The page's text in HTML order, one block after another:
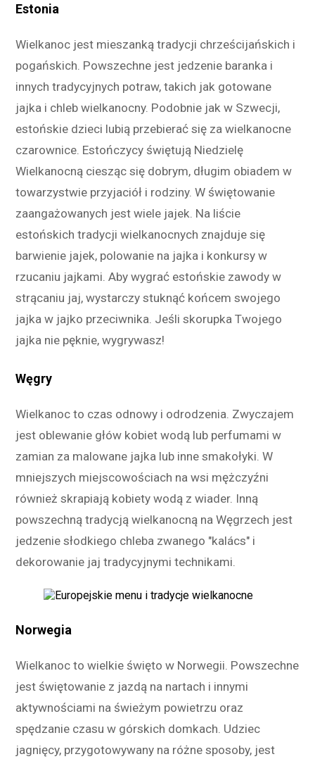
Estonia
Wielkanoc jest mieszanką tradycji chrześcijańskich i
pogańskich. Powszechne jest jedzenie baranka i
innych tradycyjnych potraw, takich jak gotowane
jajka i chleb wielkanocny. Podobnie jak w Szwecji,
estońskie dzieci lubią przebierać się za wielkanocne
czarownice. Estończycy świętują Niedzielę
Wielkanocną ciesząc się dobrym, długim obiadem w
towarzystwie przyjaciół i rodziny. W świętowanie
zaangażowanych jest wiele jajek. Na liście
estońskich tradycji wielkanocnych znajduje się
barwienie jajek, polowanie na jajka i konkursy w
rzucaniu jajkami. Aby wygrać estońskie zawody w
strącaniu jaj, wystarczy stuknąć końcem swojego
jajka w jajko przeciwnika. Jeśli skorupka Twojego
jajka nie pęknie, wygrywasz!
Węgry
Wielkanoc to czas odnowy i odrodzenia. Zwyczajem
jest oblewanie głów kobiet wodą lub perfumami w
zamian za malowane jajka lub inne smakołyki. W
mniejszych miejscowościach na wsi mężczyźni
również skrapiają kobiety wodą z wiader. Inną
powszechną tradycją wielkanocną na Węgrzech jest
jedzenie słodkiego chleba zwanego "kalács" i
dekorowanie jaj tradycyjnymi technikami.
Norwegia
Wielkanoc to wielkie święto w Norwegii. Powszechne
jest świętowanie z jazdą na nartach i innymi
aktywnościami na świeżym powietrzu oraz
spędzanie czasu w górskich domkach. Udziec
jagnięcy, przygotowywany na różne sposoby, jest